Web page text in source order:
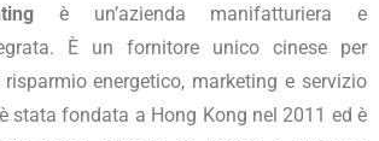
è un’azienda manifatturiera e
È un fornitore unico cinese per
energetico, marketing e servizio
stata fondata a Hong Kong nel 2011 ed è